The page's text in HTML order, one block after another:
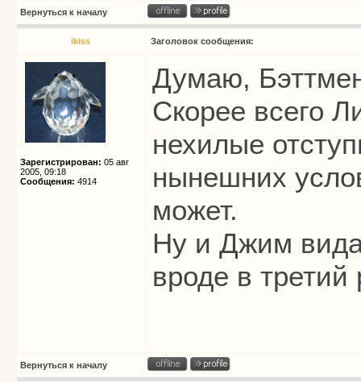
Вернуться к началу
ikiss Заголовок сообщения:
Зарегистрирован: 05 авг
2005, 09:18
Сообщения: 4914
Думаю,
Скорее всего
нехилые
нынешних
может.
Ну и Джим
вроде в
Вернуться к началу